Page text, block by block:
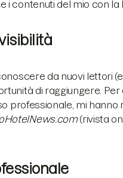
contenuti del mio con la
da nuovi lettori
di raggiungere. Per
professionale, mi hanno
(rivista